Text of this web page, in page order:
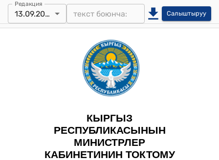
Редакция
13.09.2024 Салыштыруу